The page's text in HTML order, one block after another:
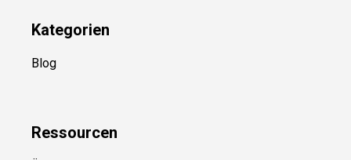
Kategorien
Blog
Ressourcen